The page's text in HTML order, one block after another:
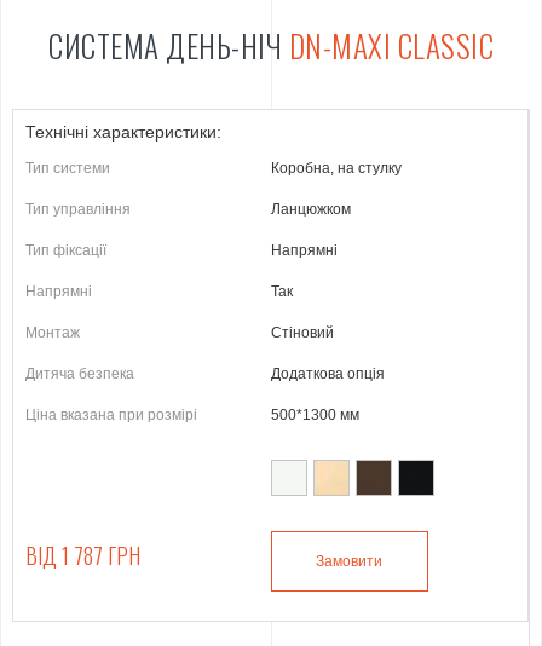
СИСТЕМА ДЕНЬ-НІЧ DN-MAXI CLASSIC
Технічні характеристики:
Тип системи Коробна, на стулку
Тип управління Ланцюжком
Тип фіксації Напрямні
Напрямні Так
Монтаж Стіновий
Дитяча безпека Додаткова опція
Ціна вказана при розмірі 500*1300 мм
ВІД 1 787 ГРН Замовити